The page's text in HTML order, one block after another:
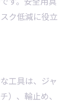
ク低減に役立
工具は、ジャ
）、輪止め、